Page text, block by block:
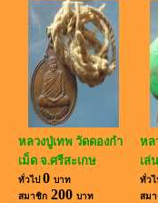
หลวงปู่เทพ วัดดองกำ
เม็ด จ.ศรีสะเกษ
ทั่วไป 0 บาท
สมาชิก200 บาท
หล
เล่
ทั่ว
สม